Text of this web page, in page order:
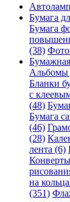
Бумага
Бумага
(38)
Альбомы
Бланки
с
(48)
Бумага
(46)
(28)
лента (6)
на
(351)